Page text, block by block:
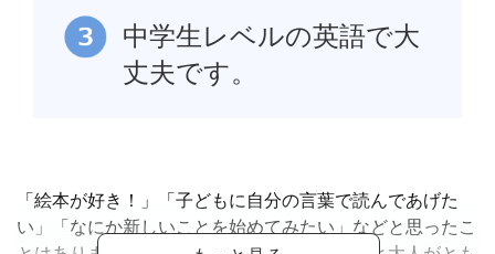
中学生レベルの英語で大
丈夫です。
「絵本が好き！」「子どもに自分の言葉で読んであげた
い」「なにか新しいことを始めてみたい」などと思ったこ